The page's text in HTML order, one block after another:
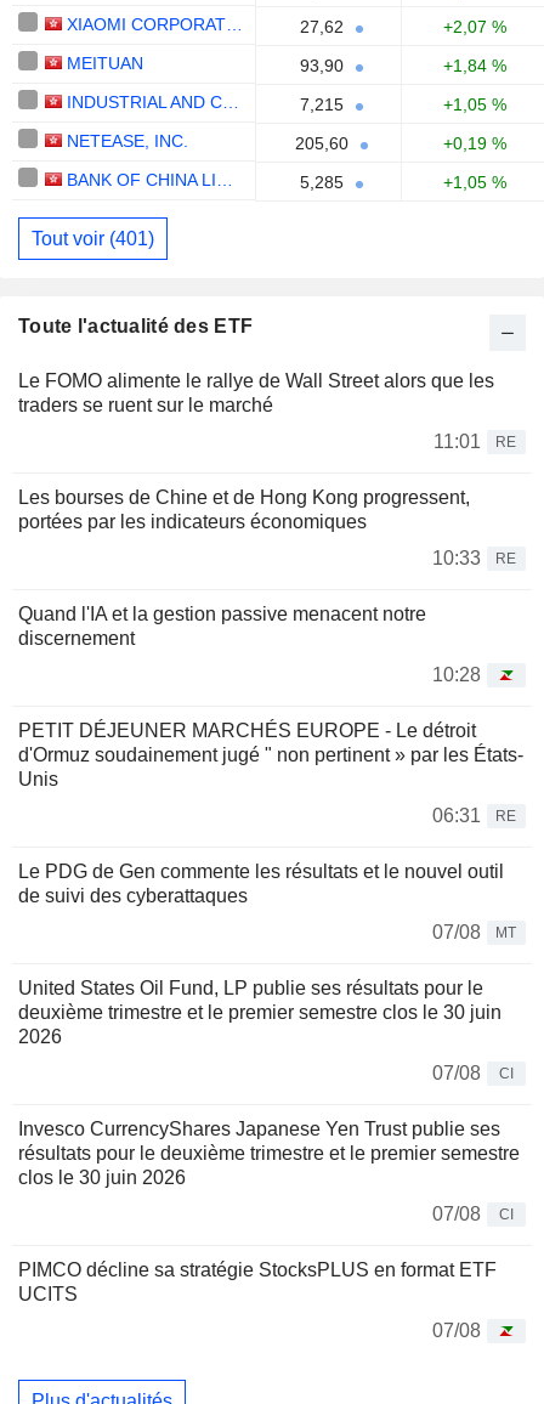
27,62
+2,07 %
MEITUAN
93,90
+1,84 %
7,215
+1,05 %
NETEASE, INC.
205,60
+0,19 %
5,285 +1,05 %
Tout voir (401)
Toute l'actualité des ETF
Le FOMO alimente le rallye de Wall Street alors que les
traders se ruent sur le marché
11:01
RE
Les bourses de Chine et de Hong Kong progressent,
portées par les indicateurs économiques
10:33
RE
Quand l'IA et la gestion passive menacent notre
discernement
10:28
PETIT DÉJEUNER MARCHÉS EUROPE - Le détroit
d'Ormuz soudainement jugé " non pertinent » par les États-
Unis
06:31
RE
Le PDG de Gen commente les résultats et le nouvel outil
de suivi des cyberattaques
07/08
MT
United States Oil Fund, LP publie ses résultats pour le
deuxième trimestre et le premier semestre clos le 30 juin
2026
07/08
CI
Invesco CurrencyShares Japanese Yen Trust publie ses
résultats pour le deuxième trimestre et le premier semestre
clos le 30 juin 2026
07/08
CI
PIMCO décline sa stratégie StocksPLUS en format ETF
UCITS
07/08